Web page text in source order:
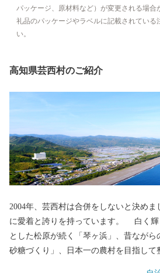
パッケージ、原材料など）が変更される場合
礼品のパッケージやラベルに記載されている
い。
高知県芸西村のご紹介
2004年、芸西村は合併をしないと決めました。 私たち
に愛着と誇りを持っています。 白く輝く砂浜と風に揺れる青々
とした松原が続く「琴ヶ浜」、昔なが
砂糖づくり」、日本一の農村を目指して